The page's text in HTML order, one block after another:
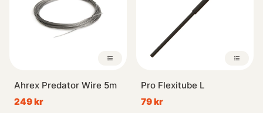
Ahrex Predator Wire 5m
249 kr
Pro Flexitube L
79 kr